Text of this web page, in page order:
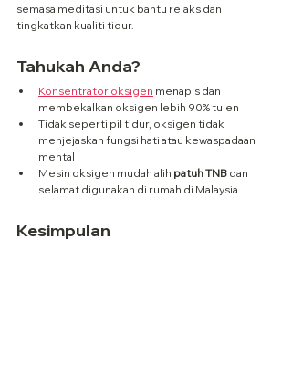
semasa meditasi untuk bantu relaks dan
tingkatkan kualiti tidur.
Tahukah Anda?
Konsentrator oksigen menapis dan
membekalkan oksigen lebih 90% tulen
Tidak seperti pil tidur, oksigen tidak
menjejaskan fungsi hati atau kewaspadaan
mental
Mesin oksigen mudah alih patuh TNB dan
selamat digunakan di rumah di Malaysia
Kesimpulan